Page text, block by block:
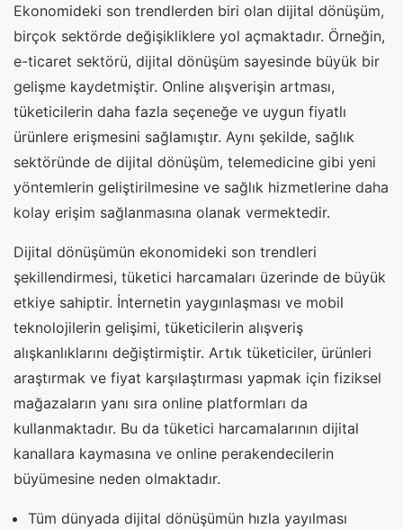
Ekonomideki son trendlerden biri olan dijital dönüşüm,
birçok sektörde değişikliklere yol açmaktadır. Örneğin,
e-ticaret sektörü, dijital dönüşüm sayesinde büyük bir
gelişme kaydetmiştir. Online alışverişin artması,
tüketicilerin daha fazla seçeneğe ve uygun fiyatlı
ürünlere erişmesini sağlamıştır. Aynı şekilde, sağlık
sektöründe de dijital dönüşüm, telemedicine gibi yeni
yöntemlerin geliştirilmesine ve sağlık hizmetlerine daha
kolay erişim sağlanmasına olanak vermektedir.
Dijital dönüşümün ekonomideki son trendleri
şekillendirmesi, tüketici harcamaları üzerinde de büyük
etkiye sahiptir. İnternetin yaygınlaşması ve mobil
teknolojilerin gelişimi, tüketicilerin alışveriş
alışkanlıklarını değiştirmiştir. Artık tüketiciler, ürünleri
araştırmak ve fiyat karşılaştırması yapmak için fiziksel
mağazaların yanı sıra online platformları da
kullanmaktadır. Bu da tüketici harcamalarının dijital
kanallara kaymasına ve online perakendecilerin
büyümesine neden olmaktadır.
Tüm dünyada dijital dönüşümün hızla yayılması